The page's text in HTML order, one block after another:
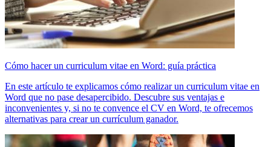
Cómo hacer un curriculum vitae en Word: guía práctica
En este artículo te explicamos cómo realizar un curriculum vitae en
Word que no pase desapercibido. Descubre sus ventajas e
inconvenientes y, si no te convence el CV en Word, te ofrecemos
alternativas para crear un currículum ganador.